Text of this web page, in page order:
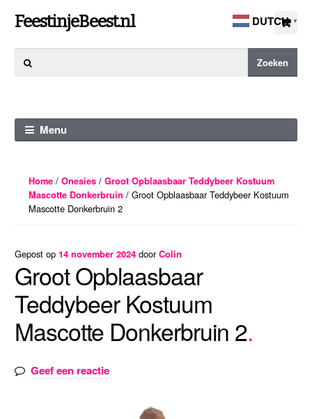
Ga
naar
navigatie
Ga
naar
de
FeestinjeBeest.nl
naar:
Zoeken
Menu
Home/ Onesies/ Groot Opblaasbaar Teddybeer Kostuum
Mascotte Donkerbruin / Groot Opblaasbaar Teddybeer Kostuum
Mascotte Donkerbruin 2
Gepost op 14 november 2024doorColin
Groot Opblaasbaar
Teddybeer Kostuum
Mascotte Donkerbruin 2
Geef een reactie
DUTCH ▼